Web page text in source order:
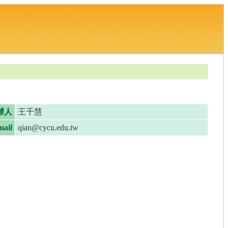
人
王千慧
qian@cycu.edu.tw